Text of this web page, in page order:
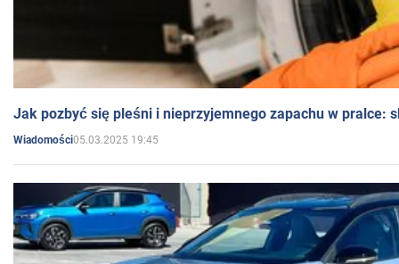
Jak pozbyć się pleśni i nieprzyjemnego zapachu w pralce:
Wiadomości05.03.2025 19:45